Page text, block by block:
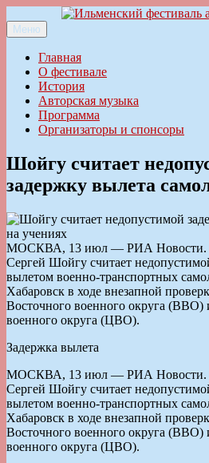
к
содержимому
Ильменский фестиваль авторской
Меню
Главная
О фестивале
История
Авторская музыка
Программа
Организаторы и спонсоры
Шойгу считает
задержку вылета
МОСКВА, 13 июл — РИА Новости.
Сергей Шойгу считает
вылетом военно-транспортных
Хабаровск в ходе внезапной
Восточного военного округа (ВВО)
военного округа (ЦВО).
Задержка вылета
МОСКВА, 13 июл — РИА Новости.
Сергей Шойгу считает
вылетом военно-транспортных
Хабаровск в ходе внезапной
Восточного военного округа (ВВО)
военного округа (ЦВО).